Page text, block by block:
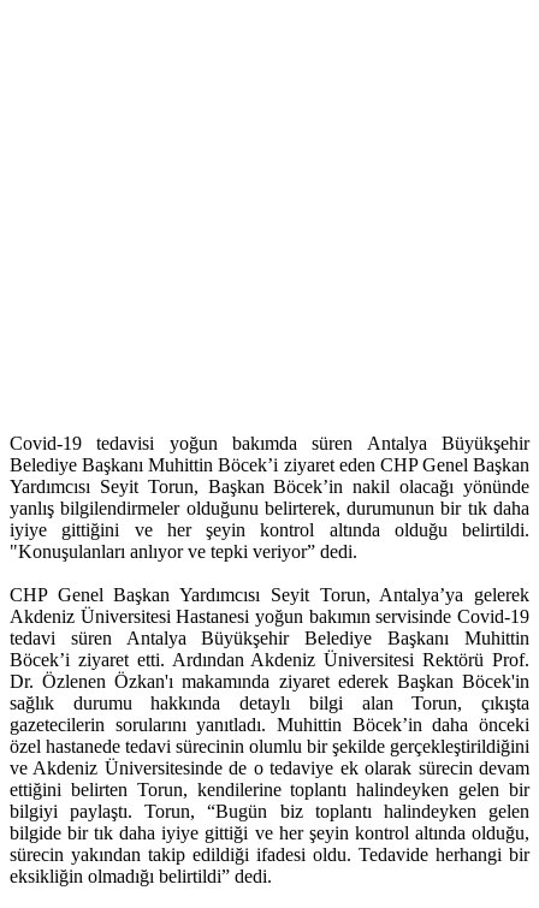
Covid-19 tedavisi yoğun bakımda süren Antalya Büyükşehir
Belediye Başkanı Muhittin Böcek’i ziyaret eden CHP Genel Başkan
Yardımcısı Seyit Torun, Başkan Böcek’in nakil olacağı yönünde
yanlış bilgilendirmeler olduğunu belirterek, durumunun bir tık daha
iyiye gittiğini ve her şeyin kontrol altında olduğu belirtildi.
"Konuşulanları anlıyor ve tepki veriyor” dedi.
CHP Genel Başkan Yardımcısı Seyit Torun, Antalya’ya gelerek
Akdeniz Üniversitesi Hastanesi yoğun bakımın servisinde Covid-19
tedavi süren Antalya Büyükşehir Belediye Başkanı Muhittin
Böcek’i ziyaret etti. Ardından Akdeniz Üniversitesi Rektörü Prof.
Dr. Özlenen Özkan'ı makamında ziyaret ederek Başkan Böcek'in
sağlık durumu hakkında detaylı bilgi alan Torun, çıkışta
gazetecilerin sorularını yanıtladı. Muhittin Böcek’in daha önceki
özel hastanede tedavi sürecinin olumlu bir şekilde gerçekleştirildiğini
ve Akdeniz Üniversitesinde de o tedaviye ek olarak sürecin devam
ettiğini belirten Torun, kendilerine toplantı halindeyken gelen bir
bilgiyi paylaştı. Torun, “Bugün biz toplantı halindeyken gelen
bilgide bir tık daha iyiye gittiği ve her şeyin kontrol altında olduğu,
sürecin yakından takip edildiği ifadesi oldu. Tedavide herhangi bir
eksikliğin olmadığı belirtildi” dedi.